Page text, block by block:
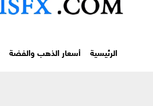
الرئيسية أسعار الذهب والفضة